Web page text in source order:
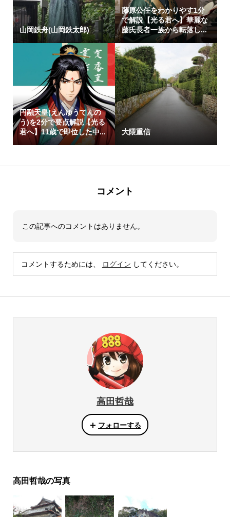
山岡鉄舟(山岡鉄太郎)
藤原公任をわかりやす1分
で解説【光る君へ】華麗な
藤氏長者一族から転落し...
円融天皇(えんゆうてんの
う)を2分で要点解説【光る
君へ】11歳で即位した中...
大隈重信
コメント
この記事へのコメントはありません。
コメントするためには、 ログイン してください。
高田哲哉
フォローする
高田哲哉の写真